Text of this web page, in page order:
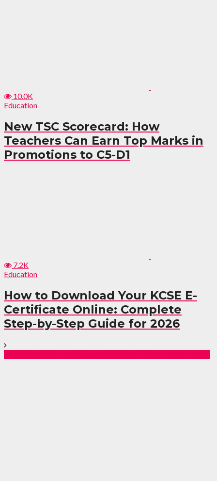
10.0K
Education
New TSC Scorecard: How
Teachers Can Earn Top Marks in
Promotions to C5-D1
7.2K
Education
How to Download Your KCSE E-
Certificate Online: Complete
Step-by-Step Guide for 2026